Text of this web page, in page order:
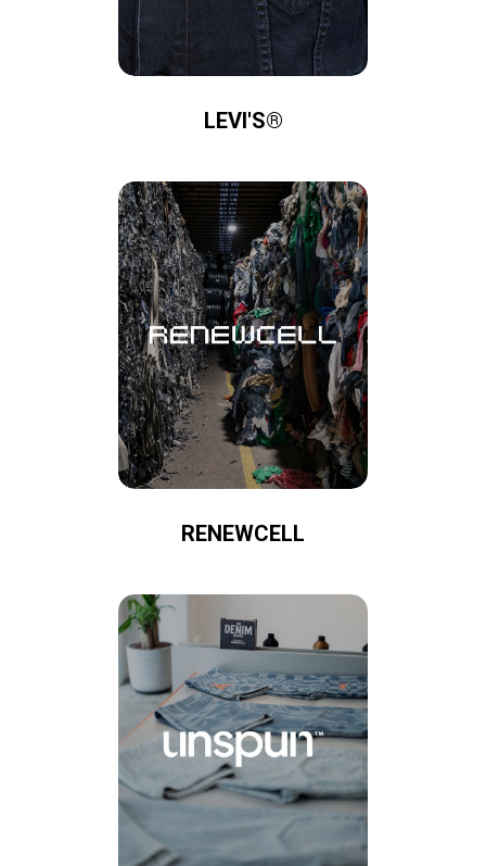
LEVI'S®
RENEWCELL